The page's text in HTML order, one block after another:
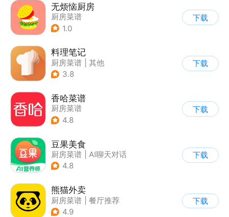
无烦恼厨房
厨房菜谱
1.0
下载
料理笔记
厨房菜谱
其他
3.8
下载
香哈菜谱
厨房菜谱
4.8
下载
豆果美食
厨房菜谱
AI聊天对话
4.8
下载
熊猫外卖
厨房菜谱
餐厅推荐
| 酒店
4.9
下载